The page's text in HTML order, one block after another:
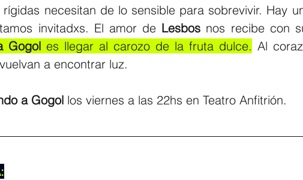
necesitan de lo sensible para sobrevivir. Hay
invitadxs. El amor de Lesbos nos recibe con
Gogol es llegar al carozo de la fruta dulce. Al
a encontrar luz.
a Gogol los viernes a las 22hs en Teatro Anfitrión.